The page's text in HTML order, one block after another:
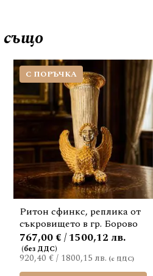
също
С ПОРЪЧКА
Ритон сфинкс, реплика от
съкровището в гр. Борово
920,40 €/ 1800,15 лв.
767,00 € / 1500,12 лв.